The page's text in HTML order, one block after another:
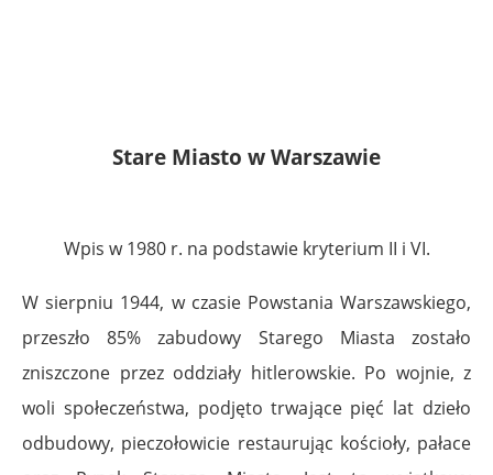
Stare Miasto w Warszawie
Wpis w 1980 r. na podstawie kryterium II i VI.
W sierpniu 1944, w czasie Powstania Warszawskiego,
przeszło 85% zabudowy Starego Miasta zostało
zniszczone przez oddziały hitlerowskie. Po wojnie, z
woli społeczeństwa, podjęto trwające pięć lat dzieło
odbudowy, pieczołowicie restaurując kościoły, pałace